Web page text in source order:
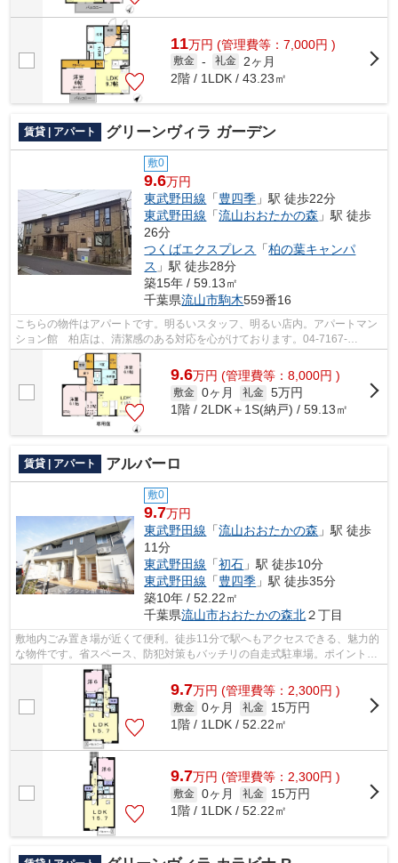
11万円 (管理費等：7,000円 )
敷金 - 礼金
2ヶ月
2階 / 1LDK / 43.23㎡
賃貸 | アパート グリーンヴィラ ガーデン
敷0
9.6万円
東武野田線 「豊四季 」駅 徒歩22分
東武野田線 「流山おおたかの森 」駅 徒歩
26分
つくばエクスプレス
「柏の葉キャンパ
ス 」駅 徒歩28分
築15年 / 59.13㎡
千葉県流山市駒木559番16
こちらの物件はアパートです。明るいスタッフ、明るい店内。アパートマン
ション館 柏店は、清潔感のある対応を心がけております。04-7167-
1222/kasiwa@apa-to.co.jpまでご連絡ください。
9.6万円 (管理費等：8,000円 )
敷金 0ヶ月 礼金 5万円
1階 / 2LDK＋1S(納戸) / 59.13㎡
賃貸 | アパート アルバーロ
敷0
9.7万円
東武野田線 「流山おおたかの森 」駅 徒歩
11分
東武野田線 「初石 」駅 徒歩10分
東武野田線 「豊四季 」駅 徒歩35分
築10年 / 52.22㎡
千葉県流山市おおたかの森北２丁目
敷地内ごみ置き場が近くて便利。徒歩11分で駅へもアクセスできる、魅力的
な物件です。省スペース、防犯対策もバッチリの自走式駐車場。ポイントに
還元できるカードで初期費用や家賃の...
9.7万円 (管理費等：2,300円 )
敷金 0ヶ月 礼金
15万円
1階 / 1LDK / 52.22㎡
9.7万円 (管理費等：2,300円 )
敷金 0ヶ月 礼金
15万円
1階 / 1LDK / 52.22㎡